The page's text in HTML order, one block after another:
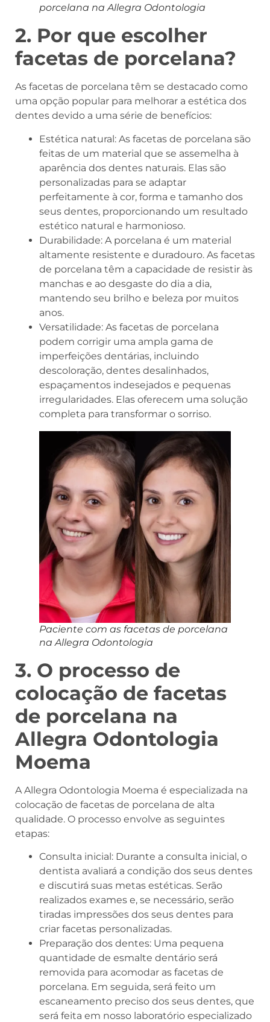
porcelana na Allegra Odontologia
2. Por que escolher
facetas de porcelana?
As facetas de porcelana têm se destacado como
uma opção popular para melhorar a estética dos
dentes devido a uma série de benefícios:
Estética natural: As facetas de porcelana são
feitas de um material que se assemelha à
aparência dos dentes naturais. Elas são
personalizadas para se adaptar
perfeitamente à cor, forma e tamanho dos
seus dentes, proporcionando um resultado
estético natural e harmonioso.
Durabilidade: A porcelana é um material
altamente resistente e duradouro. As facetas
de porcelana têm a capacidade de resistir às
manchas e ao desgaste do dia a dia,
mantendo seu brilho e beleza por muitos
anos.
Versatilidade: As facetas de porcelana
podem corrigir uma ampla gama de
imperfeições dentárias, incluindo
descoloração, dentes desalinhados,
espaçamentos indesejados e pequenas
irregularidades. Elas oferecem uma solução
completa para transformar o sorriso.
Paciente com as facetas de porcelana
na Allegra Odontologia
3. O processo de
colocação de facetas
de porcelana na
Allegra Odontologia
Moema
A Allegra Odontologia Moema é especializada na
colocação de facetas de porcelana de alta
qualidade. O processo envolve as seguintes
etapas:
Consulta inicial: Durante a consulta inicial, o
dentista avaliará a condição dos seus dentes
e discutirá suas metas estéticas. Serão
realizados exames e, se necessário, serão
tiradas impressões dos seus dentes para
criar facetas personalizadas.
Preparação dos dentes: Uma pequena
quantidade de esmalte dentário será
removida para acomodar as facetas de
porcelana. Em seguida, será feito um
escaneamento preciso dos seus dentes, que
será feita em nosso laboratório especializado